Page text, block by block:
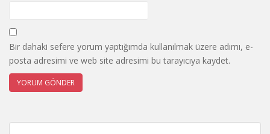
Bir dahaki sefere yorum yaptığımda kullanılmak üzere adımı, e-
posta adresimi ve web site adresimi bu tarayıcıya kaydet.